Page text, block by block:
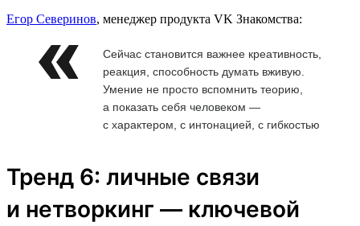
Егор Северинов, менеджер продукта VK Знакомства:
Сейчас становится важнее креативность,
реакция, способность думать вживую.
Умение не просто вспомнить теорию,
а показать себя человеком —
с характером, с интонацией, с гибкостью
Тренд 6: личные связи
и нетворкинг — ключевой